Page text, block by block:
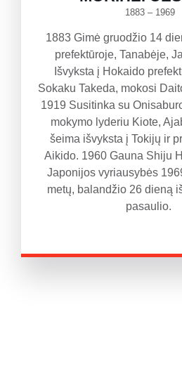
1883 – 1969
1883 Gimė gruodžio 14
prefektūroje, Tanabėje,
Išvyksta į Hokaido
Sokaku Takeda, mokosi
1919 Susitinka su
mokymo lyderiu Kiote,
šeima išvyksta į Tokijų ir
Aikido. 1960 Gauna Shiju
Japonijos vyriausybės
metų, balandžio 26 dieną
pasaulio.